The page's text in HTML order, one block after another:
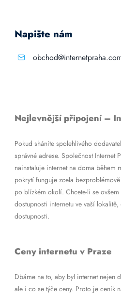
Napište nám
Nejlevnější připojení –
Pokud sháníte spolehlivého
správné adrese. Společnost Internet
nainstaluje internet na doma
pokrytí funguje zcela
po blízkém okolí. Chcete-li se
dostupnosti internetu ve vaší
dostupnosti.
Ceny internetu v Praze
Dbáme na to, aby byl internet nejen
ale i co se týče ceny. Proto je ceník